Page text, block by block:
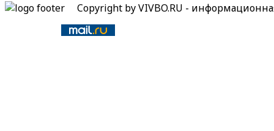
Copyright by VIVBO.RU -